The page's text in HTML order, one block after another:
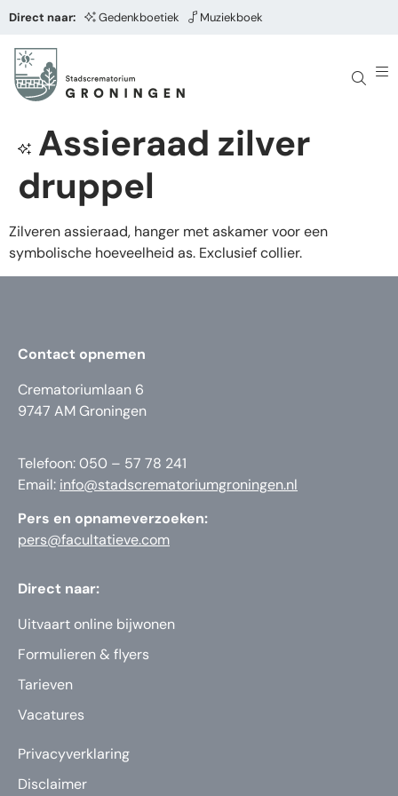
Direct naar: Gedenkboetiek Muziekboek
Assieraad zilver
druppel
Zilveren assieraad, hanger met askamer voor een
symbolische hoeveelheid as. Exclusief collier.
Contact opnemen
Crematoriumlaan 6
9747 AM Groningen
Telefoon: 050 – 57 78 241
Email: info@stadscrematoriumgroningen.nl
Pers en opnameverzoeken:
pers@facultatieve.com
Direct naar:
Uitvaart online bijwonen
Formulieren & flyers
Tarieven
Vacatures
Privacyverklaring
Disclaimer